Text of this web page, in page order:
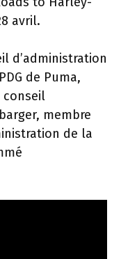
avril.
d’administration
de Puma,
conseil
membre
de la